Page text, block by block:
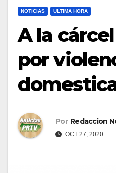
NOTICIAS ULTIMA HORA
A la
por
Por Redaccion
OCT 27, 2020